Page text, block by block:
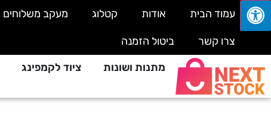
עמוד הבית אודות קטלוג מעקב משלוחים
צרו קשר
ביטול הזמנה
מתנות ושונות
ציוד לקמפינג